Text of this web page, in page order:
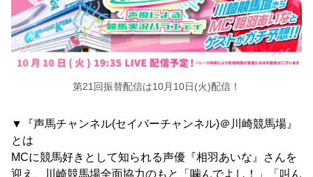
第21回振替配信は10月10日(火)配信！
▼『声馬チャンネル(セイバーチャンネル)＠川崎競馬場』
とは
MCに競馬好きとして知られる声優『相羽あいな』さんを
迎え、川崎競馬場全面協力のもと「噛んでよし！」「叫ん